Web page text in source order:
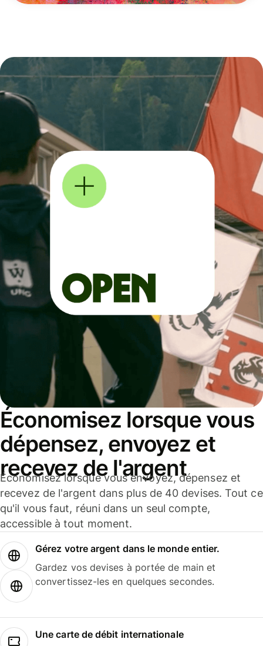
Économisez lorsque vous
dépensez, envoyez et
recevez de l'argent
Économisez lorsque vous envoyez, dépensez et
recevez de l'argent dans plus de 40 devises. Tout ce
qu'il vous faut, réuni dans un seul compte,
accessible à tout moment.
Gérez votre argent dans le monde entier.
Gardez vos devises à portée de main et
convertissez-les en quelques secondes.
Une carte de débit internationale